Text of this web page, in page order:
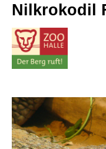
Nilkrokodil